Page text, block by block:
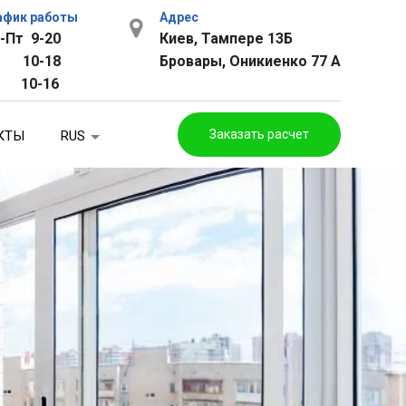
работы
Пт 9-20
10-18
10-16
Адрес
Киев, Тампере 13Б
Бровары, Оникиенко 77 А
RUS
rus
ua
Заказать расчет